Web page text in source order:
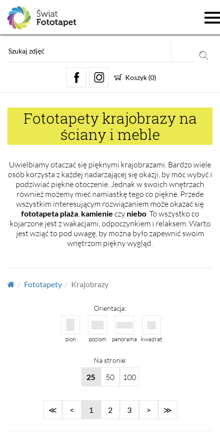
Koszyk (0)
Fototapety krajobrazy na
ściany i meble
Uwielbiamy otaczać się pięknymi krajobrazami. Bardzo wiele
osób korzysta z każdej nadarzającej się okazji, by móc wybyć i
podziwiać piękne otoczenie. Jednak w swoich wnętrzach
również możemy mieć namiastkę tego co piękne. Przede
wszystkim interesującym rozwiązaniem może okazać się
fototapeta plaża, kamienie czy niebo. To wszystko co
kojarzone jest z wakacjami, odpoczynkiem i relaksem. Warto
jest wziąć to pod uwagę, by można było zapewnić swoim
wnętrzom piękny wygląd.
Fototapety Krajobrazy
Orientacja:
pion poziom panorama kwadrat
Na stronie:
25 50 100
≪ < 1 2 3 > ≫